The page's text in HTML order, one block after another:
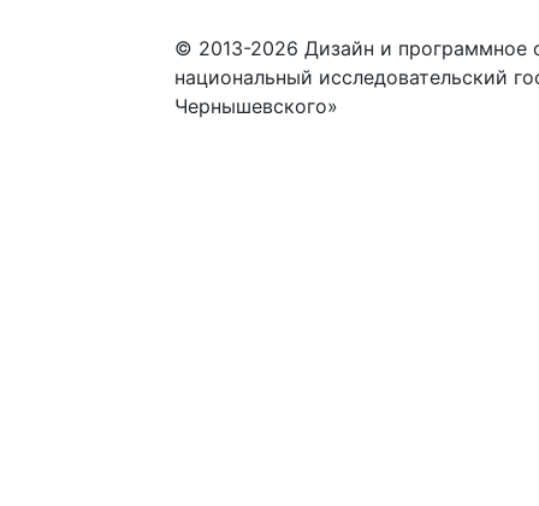
© 2013-2026 Дизайн и программное
национальный исследовательский
Чернышевского»